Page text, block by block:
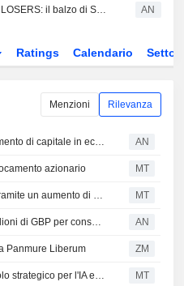
WINNERS & LOSERS: il balzo di Seul spinge i trust; ottimi utili per NatWest AN
Ratings Calendario Settore
Menzioni Rilevanza
Ceres Power raccoglie 103 milioni di GBP tramite un aumento di capitale in eccesso di sottoscrizioni AN
azionario MT
Ceres Power punta a raccogliere 100 milioni di sterline tramite un aumento di capitale MT
Ceres Power pianifica una raccolta fondi da circa 100 milioni di GBP per consolidare le finanze AN
Panmure Liberum ZM
Ceres Power: Berenberg alza il target price, focus sul ruolo strategico per l'IA e i data center MT